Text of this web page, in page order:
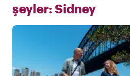
şeyler: Sidney